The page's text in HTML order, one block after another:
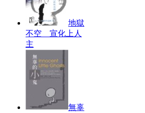
地獄
不空 宣化上人
主
無辜